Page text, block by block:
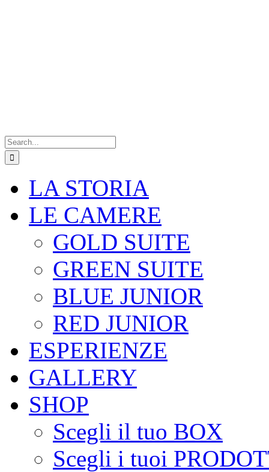
for:
LA STORIA
LE CAMERE
GOLD SUITE
GREEN SUITE
BLUE JUNIOR
RED JUNIOR
ESPERIENZE
GALLERY
SHOP
Scegli il tuo BOX
Scegli i tuoi